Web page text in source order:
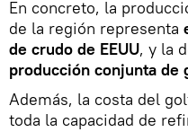
En concreto, la
de la región representa
de crudo de EEUU, y la
producción conjunta de
Además, la costa del
toda la capacidad de